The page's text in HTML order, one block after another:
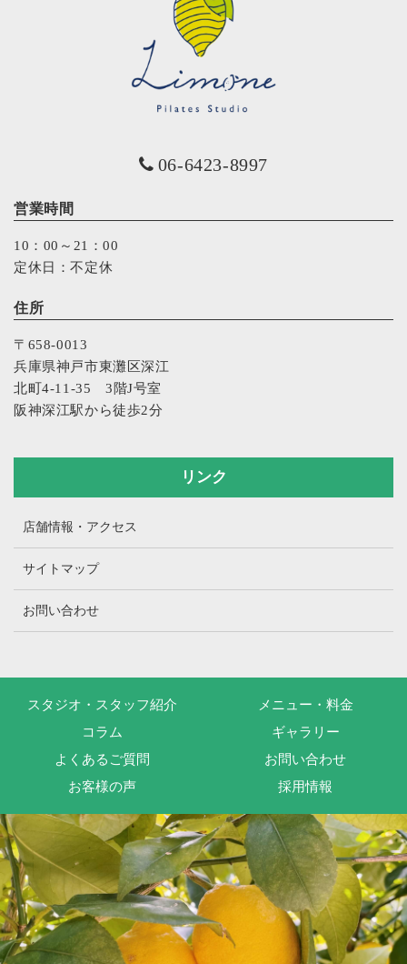
06-6423-8997
営業時間
10：00～21：00
定休日：不定休
住所
〒658-0013
兵庫県神戸市東灘区深江
北町4-11-35 3階J号室
阪神深江駅から徒歩2分
リンク
店舗情報・アクセス
サイトマップ
お問い合わせ
スタジオ・スタッフ紹介
メニュー・料金
コラム
ギャラリー
よくあるご質問
お問い合わせ
お客様の声
採用情報